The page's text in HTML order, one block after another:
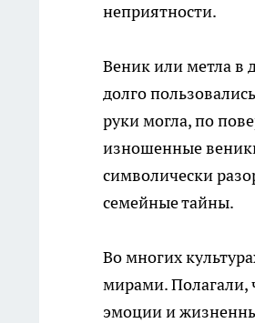
неприятности.
Веник или метла в
долго
руки могла, по
изношенные
символически
семейные тайны.
Во многих
мирами. Полагали,
эмоции и